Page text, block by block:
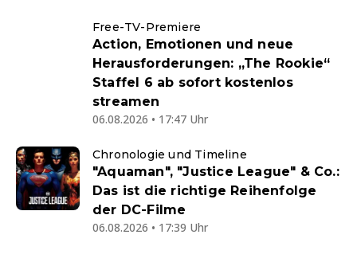
Free-TV-Premiere
Action, Emotionen und neue
Herausforderungen: „The Rookie“
Staffel 6 ab sofort kostenlos
streamen
06.08.2026 • 17:47 Uhr
Chronologie und Timeline
"Aquaman", "Justice League" & Co.:
Das ist die richtige Reihenfolge
der DC-Filme
06.08.2026 • 17:39 Uhr